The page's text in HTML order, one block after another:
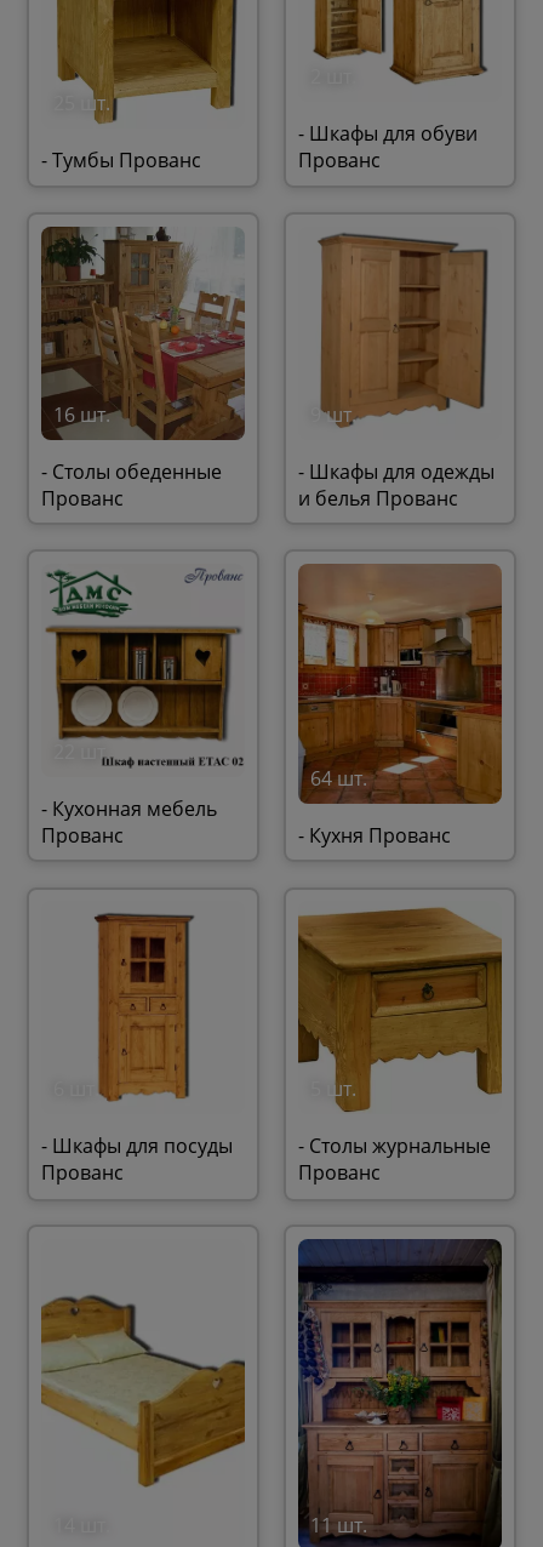
25 шт.
- Тумбы Прованс
- Шкафы для обуви
Прованс
16 шт.
- Столы обеденные
Прованс
9 шт.
- Шкафы для одежды
и белья Прованс
22 шт.
- Кухонная мебель
Прованс
64 шт.
- Кухня Прованс
6 шт.
- Шкафы для посуды
Прованс
5 шт.
- Столы журнальные
Прованс
11 шт.